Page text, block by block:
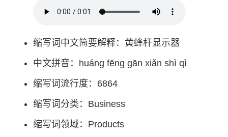
缩写词中文简要解释：黄蜂杆显示器
中文拼音：huáng fēng gān xiǎn shì qì
缩写词流行度：6864
缩写词分类：Business
缩写词领域：Products